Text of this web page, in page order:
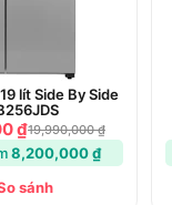
lít Side By Side
₫19,990,000 ₫
8,200,000 ₫
sánh